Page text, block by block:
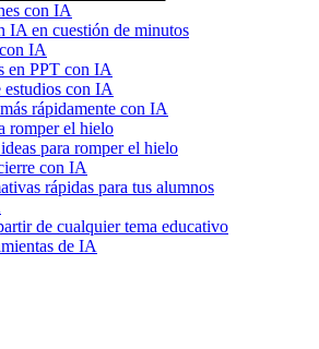
con IA
IA en cuestión de minutos
IA
en PPT con IA
estudios con IA
rápidamente con IA
romper el hielo
para romper el hielo
con IA
rápidas para tus alumnos
de cualquier tema educativo
de IA